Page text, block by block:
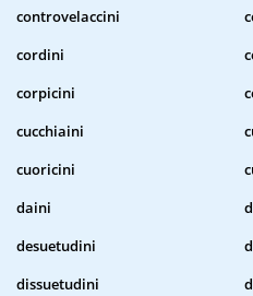
controvelaccini
cordini
corpicini
cucchiaini
cuoricini
daini
desuetudini
dissuetudini